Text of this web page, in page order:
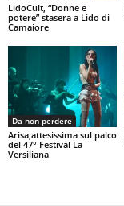
LidoCult, “Donne e
potere” stasera a Lido di
Camaiore
Da non perdere
Arisa,attesissima sul palco
del 47° Festival La
Versiliana